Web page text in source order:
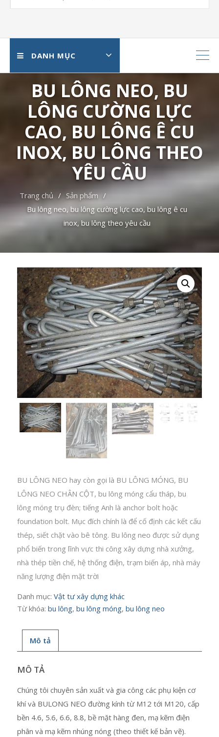
DANH MỤC
BU LÔNG NEO, BU
LÔNG CƯỜNG LỰC
CAO, BU LÔNG Ê CU
INOX, BU LÔNG THEO
YÊU CẦU
Trang chủ
Sản phẩm
Bu lông neo, bu lông cường lực cao, bu lông ê cu
inox, bu lông theo yêu cầu
BU LÔNG NEO hay còn gọi là BU LÔNG MÓNG, BU
LÔNG NEO CHÂN CỘT, bu lông móng cẩu tháp, bu
lông móng trụ đèn; tiếng Anh là anchor bolt hoặc
foundation bolt. Mục đích chính là để cố định các kết cấu
thép, siết chặt vào bê tông. Bu lông neo được sử dụng
phổ biến trong lĩnh vực thi công xây dựng nhà xưởng,
nhà thép tiền chế, hệ thống điện, trạm biến áp, nhà máy
năng lượng điện mặt trời
Danh mục: Vật tư xây dựng khác
Từ khóa: bu lông, bu lông móng, bu lông neo
Mô tả
MÔ TẢ
Chúng tôi chuyên sản xuất và gia công các phụ kiện cơ
khí và BULONG NEO đường kính từ M12 tới M120, cấp
bền 4.6, 5.6, 6.6, 8.8, bề mặt hàng đen, mạ kẽm điện
phân và mạ kẽm nhúng nóng (theo thiết kế bản vẽ).